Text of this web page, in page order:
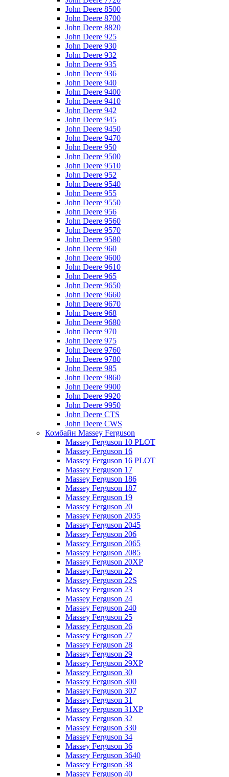
John Deere 8500
John Deere 8700
John Deere 8820
John Deere 925
John Deere 930
John Deere 932
John Deere 935
John Deere 936
John Deere 940
John Deere 9400
John Deere 9410
John Deere 942
John Deere 945
John Deere 9450
John Deere 9470
John Deere 950
John Deere 9500
John Deere 9510
John Deere 952
John Deere 9540
John Deere 955
John Deere 9550
John Deere 956
John Deere 9560
John Deere 9570
John Deere 9580
John Deere 960
John Deere 9600
John Deere 9610
John Deere 965
John Deere 9650
John Deere 9660
John Deere 9670
John Deere 968
John Deere 9680
John Deere 970
John Deere 975
John Deere 9760
John Deere 9780
John Deere 985
John Deere 9860
John Deere 9900
John Deere 9920
John Deere 9950
John Deere CTS
John Deere CWS
Комбайн Massey Ferguson
Massey Ferguson 10 PLOT
Massey Ferguson 16
Massey Ferguson 16 PLOT
Massey Ferguson 17
Massey Ferguson 186
Massey Ferguson 187
Massey Ferguson 19
Massey Ferguson 20
Massey Ferguson 2035
Massey Ferguson 2045
Massey Ferguson 206
Massey Ferguson 2065
Massey Ferguson 2085
Massey Ferguson 20XP
Massey Ferguson 22
Massey Ferguson 22S
Massey Ferguson 23
Massey Ferguson 24
Massey Ferguson 240
Massey Ferguson 25
Massey Ferguson 26
Massey Ferguson 27
Massey Ferguson 28
Massey Ferguson 29
Massey Ferguson 29XP
Massey Ferguson 30
Massey Ferguson 300
Massey Ferguson 307
Massey Ferguson 31
Massey Ferguson 31XP
Massey Ferguson 32
Massey Ferguson 330
Massey Ferguson 34
Massey Ferguson 36
Massey Ferguson 3640
Massey Ferguson 38
Massey Ferguson 40